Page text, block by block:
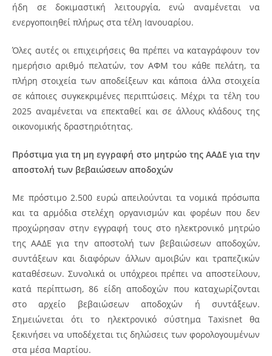
ήδη σε δοκιμαστική λειτουργία, ενώ αναμένεται να
ενεργοποιηθεί πλήρως στα τέλη Ιανουαρίου.
Όλες αυτές οι επιχειρήσεις θα πρέπει να καταγράφουν τον
ημερήσιο αριθμό πελατών, τον ΑΦΜ του κάθε πελάτη, τα
πλήρη στοιχεία των αποδείξεων και κάποια άλλα στοιχεία
σε κάποιες συγκεκριμένες περιπτώσεις. Μέχρι τα τέλη του
2025 αναμένεται να επεκταθεί και σε άλλους κλάδους της
οικονομικής δραστηριότητας.
Πρόστιμα για τη μη εγγραφή στο μητρώο της ΑΑΔΕ για την
αποστολή των βεβαιώσεων αποδοχών
Με πρόστιμο 2.500 ευρώ απειλούνται τα νομικά πρόσωπα
και τα αρμόδια στελέχη οργανισμών και φορέων που δεν
προχώρησαν στην εγγραφή τους στο ηλεκτρονικό μητρώο
της ΑΑΔΕ για την αποστολή των βεβαιώσεων αποδοχών,
συντάξεων και διαφόρων άλλων αμοιβών και τραπεζικών
καταθέσεων. Συνολικά οι υπόχρεοι πρέπει να αποστείλουν,
κατά περίπτωση, 86 είδη αποδοχών που καταχωρίζονται
στο αρχείο βεβαιώσεων αποδοχών ή συντάξεων.
Σημειώνεται ότι το ηλεκτρονικό σύστημα Taxisnet θα
ξεκινήσει να υποδέχεται τις δηλώσεις των φορολογουμένων
στα μέσα Μαρτίου.